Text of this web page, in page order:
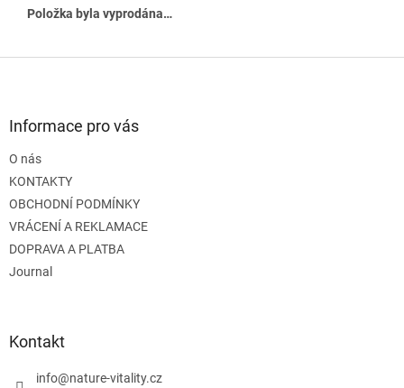
Položka byla vyprodána…
Informace pro vás
O nás
KONTAKTY
OBCHODNÍ PODMÍNKY
VRÁCENÍ A REKLAMACE
DOPRAVA A PLATBA
Journal
Kontakt
info@nature-vitality.cz